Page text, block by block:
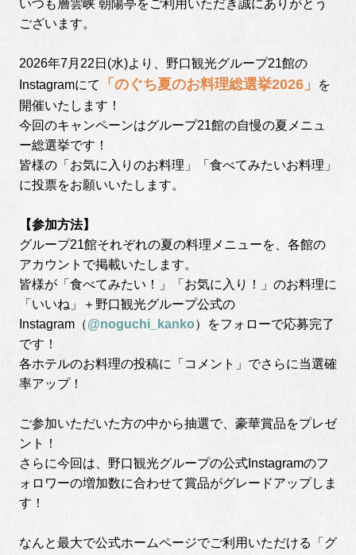
いつも層雲峡 朝陽亭をご利用いただき誠にありがとう
ございます。
2026年7月22日(水)より、野口観光グループ21館の
Instagramにて
「のぐち夏のお料理総選挙2026」
を
開催いたします！
今回のキャンペーンはグループ21館の自慢の夏メニュ
ー総選挙です！
皆様の「お気に入りのお料理」「食べてみたいお料理」
に投票をお願いいたします。
【参加方法】
グループ21館それぞれの夏の料理メニューを、各館の
アカウントで掲載いたします。
皆様が「食べてみたい！」「お気に入り！」のお料理に
「いいね」＋野口観光グループ公式の
Instagram（@noguchi_kanko）をフォローで応募完了
です！
各ホテルのお料理の投稿に「コメント」でさらに当選確
率アップ！
ご参加いただいた方の中から抽選で、豪華賞品をプレゼ
ント！
さらに今回は、野口観光グループの公式Instagramのフ
ォロワーの増加数に合わせて賞品がグレードアップしま
す！
なんと最大で公式ホームページでご利用いただける「グ